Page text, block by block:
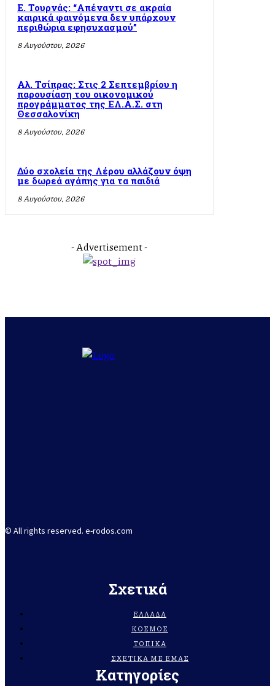
Ε. Τουρνάς: “Απέναντι σε ακραία
καιρικά φαινόμενα δεν υπάρχουν
περιθώρια εφησυχασμού”
8 Αυγούστου, 2026
Αλ. Τσίπρας: Στις 2 Σεπτεμβρίου η
παρουσίαση του οικονομικού
προγράμματος της ΕΛ.Α.Σ. στη
Θεσσαλονίκη
8 Αυγούστου, 2026
Δύο σχολεία της Λέρου αλλάζουν όψη
με δωρεά αγάπης για τα παιδιά
8 Αυγούστου, 2026
- Advertisement -
© All rights reserved. e-rodos.com
Σχετικά
ΕΛΛΆΔΑ
ΚΌΣΜΟΣ
ΤΟΠΙΚΆ
ΣΧΕΤΙΚΆ ΜΕ ΕΜΆΣ
Κατηγορίες